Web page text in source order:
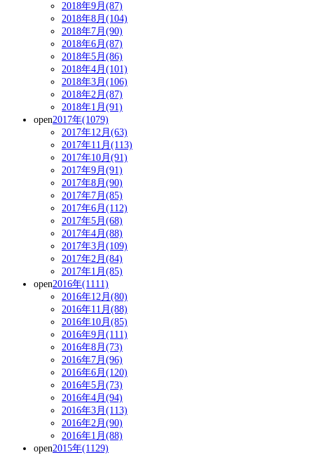
2018年9月(87)
2018年8月(104)
2018年7月(90)
2018年6月(87)
2018年5月(86)
2018年4月(101)
2018年3月(106)
2018年2月(87)
2018年1月(91)
open2017年(1079)
2017年12月(63)
2017年11月(113)
2017年10月(91)
2017年9月(91)
2017年8月(90)
2017年7月(85)
2017年6月(112)
2017年5月(68)
2017年4月(88)
2017年3月(109)
2017年2月(84)
2017年1月(85)
open2016年(1111)
2016年12月(80)
2016年11月(88)
2016年10月(85)
2016年9月(111)
2016年8月(73)
2016年7月(96)
2016年6月(120)
2016年5月(73)
2016年4月(94)
2016年3月(113)
2016年2月(90)
2016年1月(88)
open2015年(1129)